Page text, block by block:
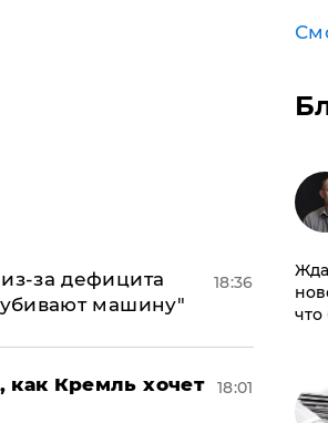
за дефицита
убивают машину"
18:36
Кремль хочет
18:01
что